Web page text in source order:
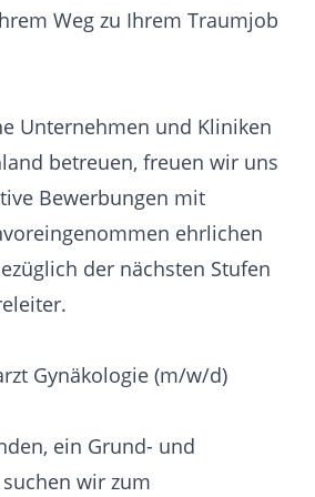
Weg zu Ihrem Traumjob
Unternehmen und Kliniken
betreuen, freuen wir uns
Bewerbungen mit
ehrlichen
der nächsten Stufen
Gynäkologie (m/w/d)
ein Grund- und
wir zum